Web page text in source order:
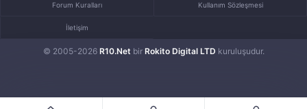
© 2005-2026 R10.Net bir Rokito Digital LTD kuruluşudur.
Forum Kuralları Kullanım Sözleşmesi
İletişim